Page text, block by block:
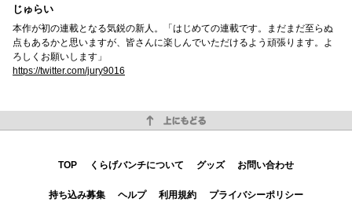
じゅらい
本作が初の連載となる気鋭の新人。「はじめての連載です。まだまだ至らぬ
点もあるかと思いますが、皆さんに楽しんでいただけるよう頑張ります。よ
ろしくお願いします」
https://twitter.com/jury9016
TOP くらげバンチについて グッズ お問い合わせ
持ち込み募集 ヘルプ 利用規約 プライバシーポリシー